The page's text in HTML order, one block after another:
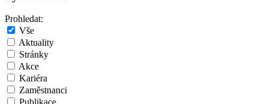
Prohledat:
Vše
Aktuality
Stránky
Akce
Kariéra
Zaměstnanci